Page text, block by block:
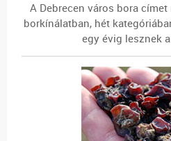
A Debrecen város bora
borkínálatban, hét
egy évig lesznek